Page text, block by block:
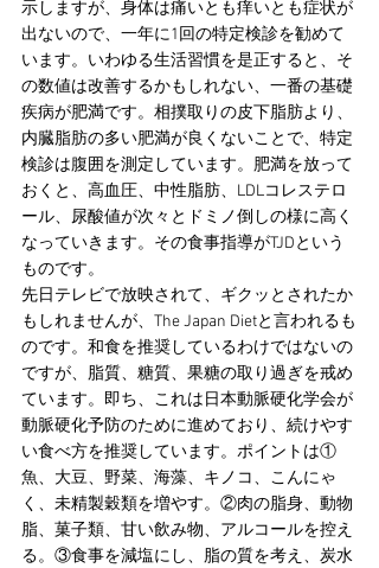
示しますが、身体は痛いとも痒いとも症状が
出ないので、一年に1回の特定検診を勧めて
います。いわゆる生活習慣を是正すると、そ
の数値は改善するかもしれない、一番の基礎
疾病が肥満です。相撲取りの皮下脂肪より、
内臓脂肪の多い肥満が良くないことで、特定
検診は腹囲を測定しています。肥満を放って
おくと、高血圧、中性脂肪、LDLコレステロ
ール、尿酸値が次々とドミノ倒しの様に高く
なっていきます。その食事指導がTJDという
ものです。
先日テレビで放映されて、ギクッとされたか
もしれませんが、The Japan Dietと言われるも
のです。和食を推奨しているわけではないの
ですが、脂質、糖質、果糖の取り過ぎを戒め
ています。即ち、これは日本動脈硬化学会が
動脈硬化予防のために進めており、続けやす
い食べ方を推奨しています。ポイントは①
魚、大豆、野菜、海藻、キノコ、こんにゃ
く、未精製穀類を増やす。②肉の脂身、動物
脂、菓子類、甘い飲み物、アルコールを控え
る。③食事を減塩にし、脂の質を考え、炭水